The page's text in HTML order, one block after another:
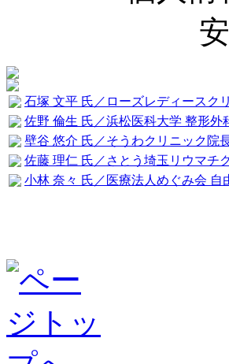
石塚 文平 氏／ローズレディースク
佐野 倫生 氏／浜松医科大学 整形外
壁谷 悠介 氏／そうわクリニック院
佐藤 理仁 氏／さとう埼玉リウマチ
小林 奈々 氏／医療法人めぐみ会